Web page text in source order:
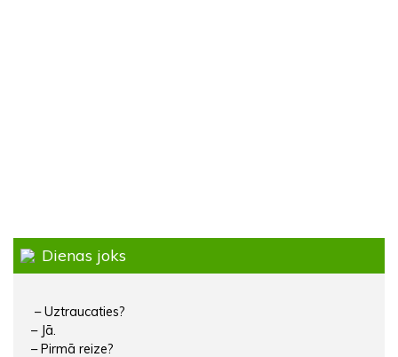
Dienas joks
– Uztraucaties?
– Jā.
– Pirmā reize?